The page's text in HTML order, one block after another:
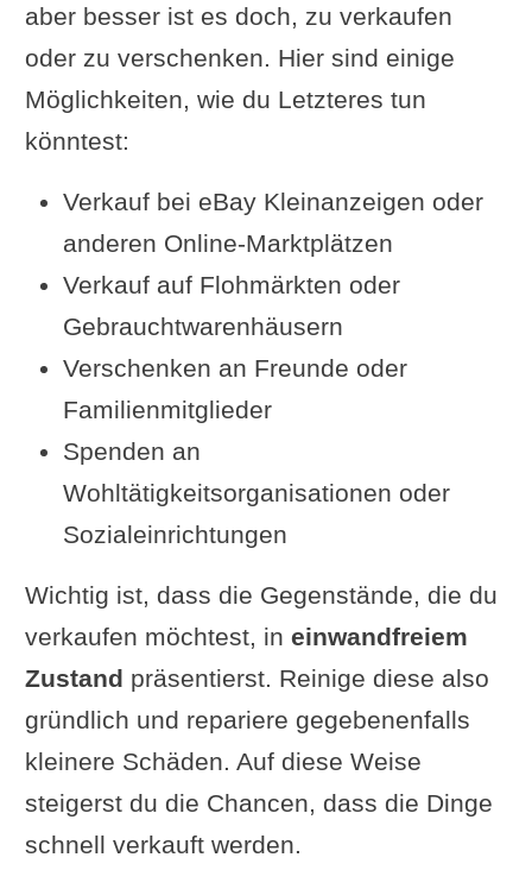
aber besser ist es doch, zu verkaufen
oder zu verschenken. Hier sind einige
Möglichkeiten, wie du Letzteres tun
könntest:
Verkauf bei eBay Kleinanzeigen oder
anderen Online-Marktplätzen
Verkauf auf Flohmärkten oder
Gebrauchtwarenhäusern
Verschenken an Freunde oder
Familienmitglieder
Spenden an
Wohltätigkeitsorganisationen oder
Sozialeinrichtungen
Wichtig ist, dass die Gegenstände, die du
verkaufen möchtest, in einwandfreiem
Zustand präsentierst. Reinige diese also
gründlich und repariere gegebenenfalls
kleinere Schäden. Auf diese Weise
steigerst du die Chancen, dass die Dinge
schnell verkauft werden.